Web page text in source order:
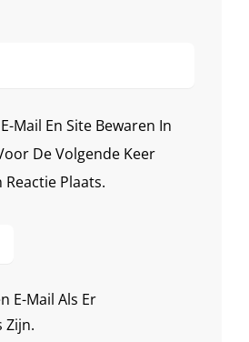
Mail En Site Bewaren In
De Volgende Keer
Reactie Plaats.
E-Mail Als Er
Zijn.